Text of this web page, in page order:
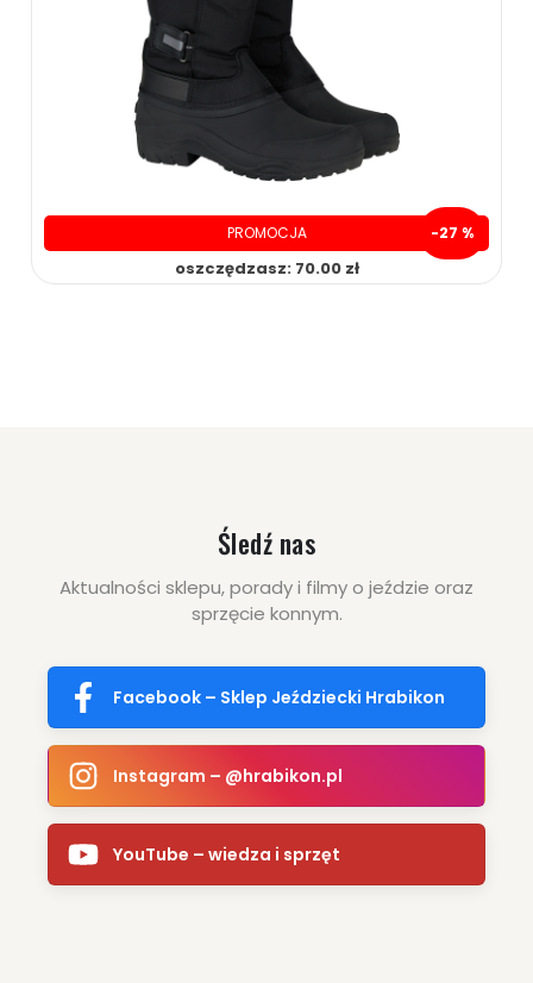
PROMOCJA -27 %
oszczędzasz: 70.00 zł
Śledź nas
Aktualności sklepu, porady i filmy o jeździe oraz
sprzęcie konnym.
Facebook – Sklep Jeździecki Hrabikon
Instagram – @hrabikon.pl
YouTube – wiedza i sprzęt